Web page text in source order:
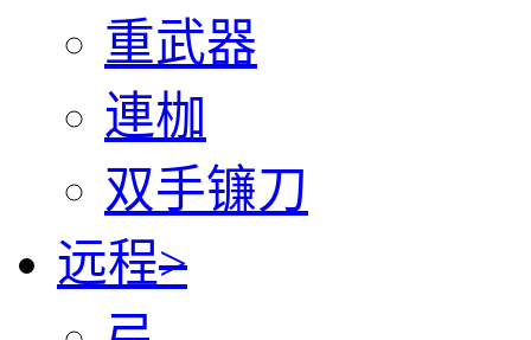
重武器
連枷
双手镰刀
远程>